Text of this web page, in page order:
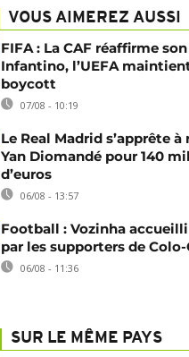
VOUS AIMEREZ AUSSI
FIFA : La CAF réaffirme
Infantino, l’UEFA
boycott
07/08 - 10:19
Le Real Madrid s’apprête
Yan Diomandé pour 140
d’euros
06/08 - 13:57
Football : Vozinha
par les supporters de
06/08 - 11:36
SUR LE MÊME PAYS